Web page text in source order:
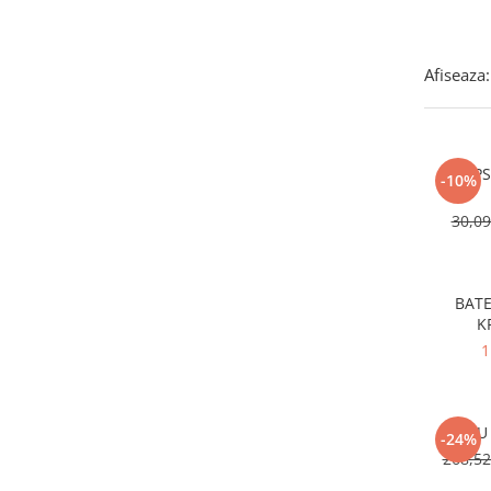
Afiseaza:
-10%
-24%